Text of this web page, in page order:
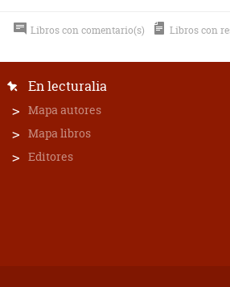
Libros con comentario(s) Libros con
En lecturalia
Mapa autores
Mapa libros
Editores